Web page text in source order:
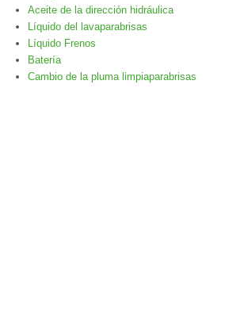
Aceite de la dirección hidráulica
Líquido del lavaparabrisas
Líquido Frenos
Batería
Cambio de la pluma limpiaparabrisas